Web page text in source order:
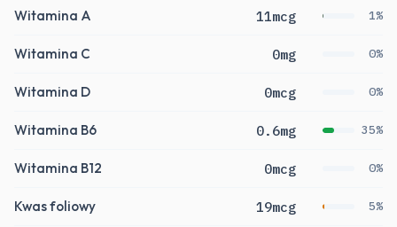
Witamina A 11mcg 1%
Witamina C 0mg 0%
Witamina D 0mcg 0%
Witamina B6 0.6mg 35%
Witamina B12 0mcg 0%
Kwas foliowy 19mcg 5%